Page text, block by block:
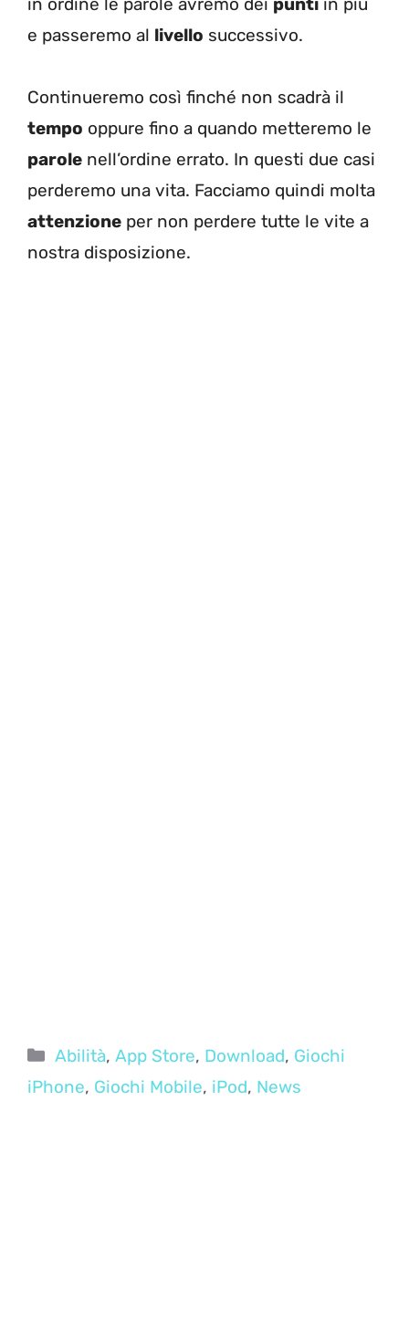
e passeremo al livello successivo.
Continueremo così finché non scadrà il
tempo oppure fino a quando metteremo le
parole nell’ordine errato. In questi due casi
perderemo una vita. Facciamo quindi molta
attenzione per non perdere tutte le vite a
nostra disposizione.
Categorie
Abilità,App Store, Download, Giochi
iPhone, Giochi Mobile, iPod, News